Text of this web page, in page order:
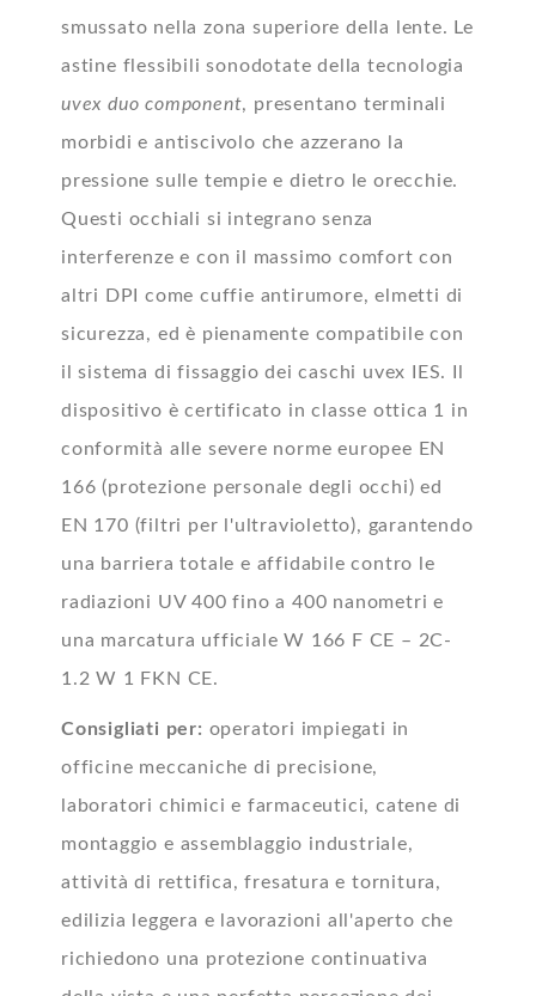
smussato nella zona superiore della lente. Le
astine flessibili sonodotate della tecnologia
uvex duo component, presentano terminali
morbidi e antiscivolo che azzerano la
pressione sulle tempie e dietro le orecchie.
Questi occhiali si integrano senza
interferenze e con il massimo comfort con
altri DPI come cuffie antirumore, elmetti di
sicurezza, ed è pienamente compatibile con
il sistema di fissaggio dei caschi uvex IES. Il
dispositivo è certificato in classe ottica 1 in
conformità alle severe norme europee EN
166 (protezione personale degli occhi) ed
EN 170 (filtri per l'ultravioletto), garantendo
una barriera totale e affidabile contro le
radiazioni UV 400 fino a 400 nanometri e
una marcatura ufficiale W 166 F CE – 2C-
1.2 W 1 FKN CE.
Consigliati per: operatori impiegati in
officine meccaniche di precisione,
laboratori chimici e farmaceutici, catene di
montaggio e assemblaggio industriale,
attività di rettifica, fresatura e tornitura,
edilizia leggera e lavorazioni all'aperto che
richiedono una protezione continuativa